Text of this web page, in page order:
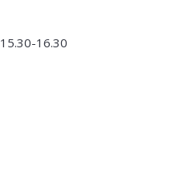
15.30-16.30